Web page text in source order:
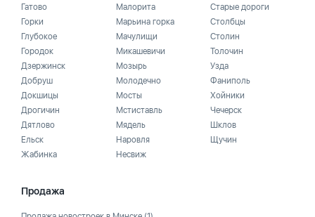
Гатово
Горки
Глубокое
Городок
Дзержинск
Добруш
Докшицы
Дрогичин
Дятлово
Ельск
Жабинка
Малорита
Марьина горка
Мачулищи
Микашевичи
Мозырь
Молодечно
Мосты
Мстиставль
Мядель
Наровля
Несвиж
Старые дороги
Столбцы
Столин
Толочин
Узда
Фаниполь
Хойники
Чечерск
Шклов
Щучин
Продажа